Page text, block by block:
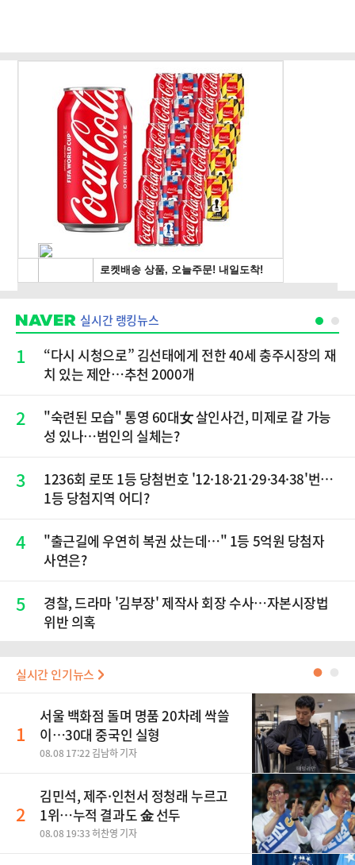
실시간 랭킹뉴스
1
“다시 시청으로” 김선태에게 전한 40세 충주시장의 재
치 있는 제안…추천 2000개
2
"숙련된 모습" 통영 60대女 살인사건, 미제로 갈 가능
성 있나…범인의 실체는?
3
1236회 로또 1등 당첨번호 '12·18·21·29·34·38'번…
1등 당첨지역 어디?
4
"출근길에 우연히 복권 샀는데…" 1등 5억원 당첨자
사연은?
5
경찰, 드라마 '김부장' 제작사 회장 수사…자본시장법
위반 의혹
실시간 인기뉴스 ●
1
서울 백화점 돌며 명품 20차례 싹쓸
이…30대 중국인 실형
08.08 17:22 김남하 기자
2
김민석, 제주·인천서 정청래 누르고
1위…누적 결과도 金 선두
08.08 19:33 허찬영 기자